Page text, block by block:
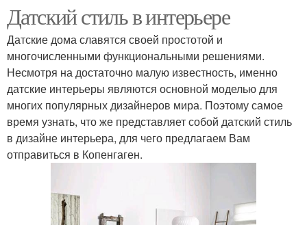
Датский стиль в интерьере
Датские дома славятся своей простотой и
многочисленными функциональными решениями.
Несмотря на достаточно малую известность, именно
датские интерьеры являются основной моделью для
многих популярных дизайнеров мира. Поэтому самое
время узнать, что же представляет собой датский стиль
в дизайне интерьера, для чего предлагаем Вам
отправиться в Копенгаген.